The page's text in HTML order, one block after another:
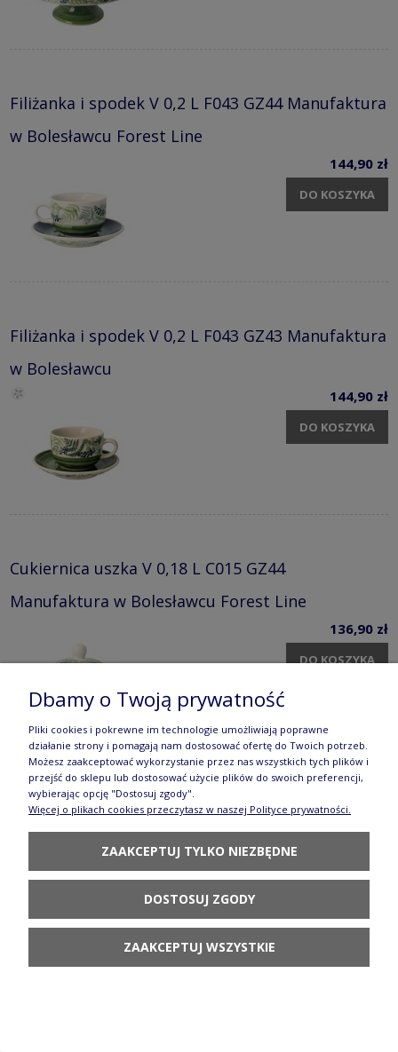
Filiżanka i spodek V 0,2 L F043 GZ44 Manufaktura
w Bolesławcu Forest Line
144,90 zł
DO KOSZYKA
Filiżanka i spodek V 0,2 L F043 GZ43 Manufaktura
w Bolesławcu
144,90 zł
DO KOSZYKA
Cukiernica uszka V 0,18 L C015 GZ44
Manufaktura w Bolesławcu Forest Line
136,90 zł
DO KOSZYKA
Cukiernica uszka V 0,18 L C015 GZ43
Manufaktura w Bolesławcu Forest Line
POWIADOM O
Dbamy o Twoją prywatność
Pliki cookies i pokrewne im technologie umożliwiają poprawne
działanie strony i pomagają nam dostosować ofertę do Twoich potrzeb.
Możesz zaakceptować wykorzystanie przez nas wszystkich tych plików i
przejść do sklepu lub dostosować użycie plików do swoich preferencji,
wybierając opcję "Dostosuj zgody".
Więcej o plikach cookies przeczytasz w naszej Polityce prywatności.
ZAAKCEPTUJ TYLKO NIEZBĘDNE
DOSTOSUJ ZGODY
ZAAKCEPTUJ WSZYSTKIE